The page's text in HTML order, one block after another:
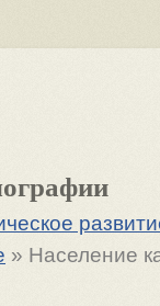
» Население